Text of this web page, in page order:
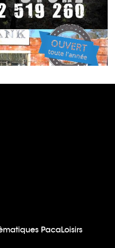
PacaLoisirs